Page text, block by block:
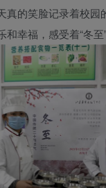
真的笑脸记录着校园
幸福，感受着“冬至